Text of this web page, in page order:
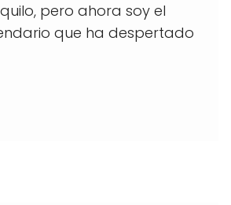
pero ahora soy el
que ha despertado